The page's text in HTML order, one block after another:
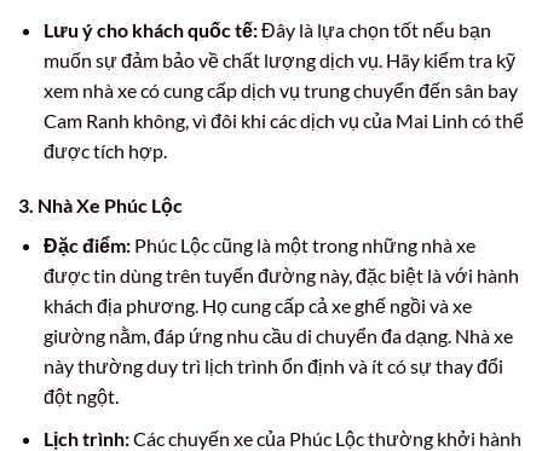
Lưu ý cho khách quốc tế:Đây là lựa chọn tốt nếu bạn
muốn sự đảm bảo về chất lượng dịch vụ. Hãy kiểm tra kỹ
xem nhà xe có cung cấp dịch vụ trung chuyển đến sân bay
Cam Ranh không, vì đôi khi các dịch vụ của Mai Linh có thể
được tích hợp.
3. Nhà Xe Phúc Lộc
Đặc điểm:Phúc Lộc cũng là một trong những nhà xe
được tin dùng trên tuyến đường này, đặc biệt là với hành
khách địa phương. Họ cung cấp cả xe ghế ngồi và xe
giường nằm, đáp ứng nhu cầu di chuyển đa dạng. Nhà xe
này thường duy trì lịch trình ổn định và ít có sự thay đổi
đột ngột.
Lịch trình:Các chuyến xe của Phúc Lộc thường khởi hành